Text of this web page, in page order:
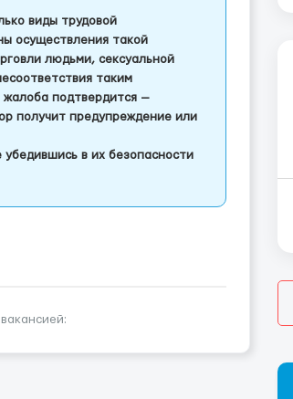
виды трудовой
осуществления такой
людьми, сексуальной
таким
подтвердится —
получит предупреждение или
в их безопасности